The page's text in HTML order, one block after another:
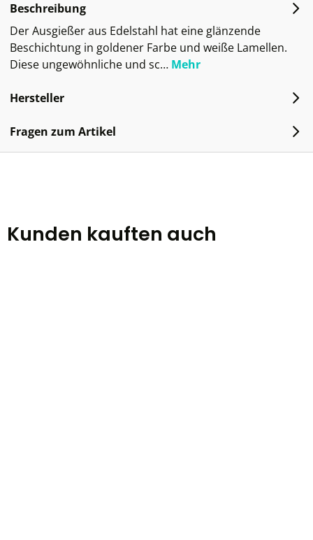
Beschreibung
Der Ausgießer aus Edelstahl hat eine glänzende
Beschichtung in goldener Farbe und weiße Lamellen.
Diese ungewöhnliche und sc… Mehr
Hersteller
Fragen zum Artikel
Kunden kauften auch